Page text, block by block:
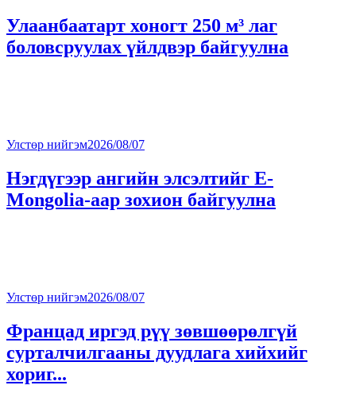
Улаанбаатарт хоногт 250 м³ лаг
боловсруулах үйлдвэр байгуулна
Улстөр нийгэм2026/08/07
Нэгдүгээр ангийн элсэлтийг E-
Mongolia-аар зохион байгуулна
Улстөр нийгэм2026/08/07
Францад иргэд рүү зөвшөөрөлгүй
сурталчилгааны дуудлага хийхийг
хориг...